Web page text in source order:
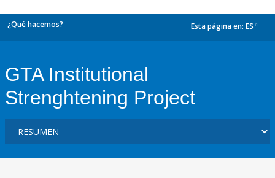
¿Qué hacemos? Esta página en: ES
GTA Institutional
Strenghtening Project